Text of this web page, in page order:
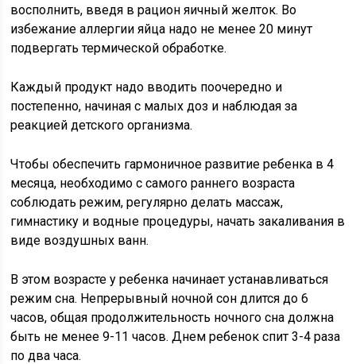
восполнить, введя в рацион яичный желток. Во
избежание аллергии яйца надо не менее 20 минут
подвергать термической обработке.
Каждый продукт надо вводить поочередно и
постепенно, начиная с малых доз и наблюдая за
реакцией детского организма.
Чтобы обеспечить гармоничное развитие ребенка в 4
месяца, необходимо с самого раннего возраста
соблюдать режим, регулярно делать массаж,
гимнастику и водные процедуры, начать закаливания в
виде воздушных ванн.
В этом возрасте у ребенка начинает устанавливаться
режим сна. Непрерывный ночной сон длится до 6
часов, общая продолжительность ночного сна должна
быть не менее 9-11 часов. Днем ребенок спит 3-4 раза
по два часа.